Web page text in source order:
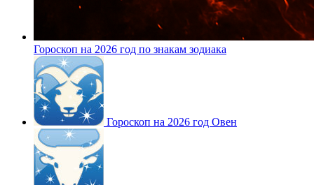
Гороскоп на 2026 год по знакам зодиака
Гороскоп на 2026 год Овен